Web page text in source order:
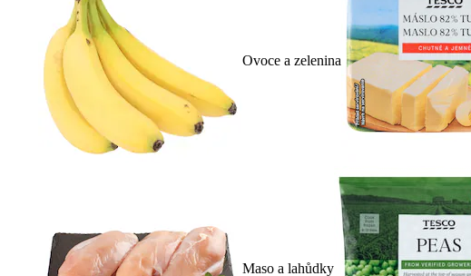
Ovoce a zelenina
Maso a lahůdky